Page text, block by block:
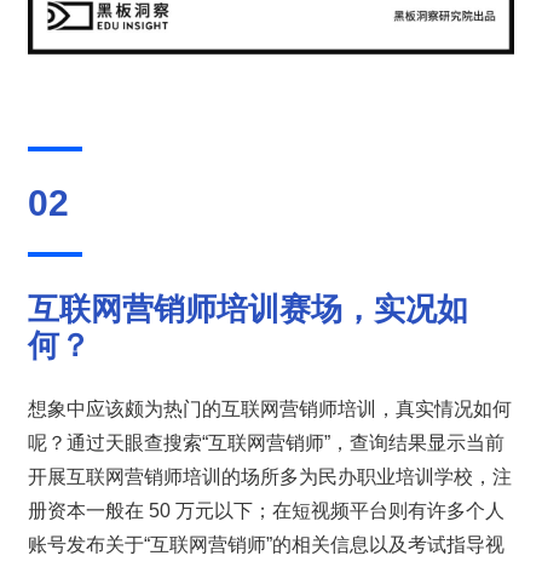
02
互联网营销师培训赛场，实况如
何？
想象中应该颇为热门的互联网营销师培训，真实情况如何
呢？通过天眼查搜索“互联网营销师”，查询结果显示当前
开展互联网营销师培训的场所多为民办职业培训学校，注
册资本一般在 50 万元以下；在短视频平台则有许多个人
账号发布关于“互联网营销师”的相关信息以及考试指导视